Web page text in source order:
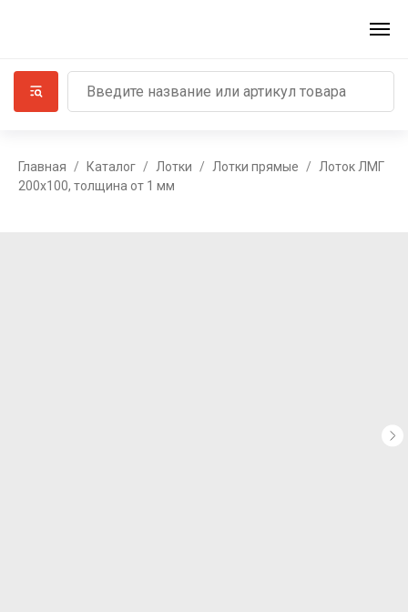
Главная Каталог Лотки Лотки прямые
Лоток ЛМГ
200х100, толщина от 1 мм